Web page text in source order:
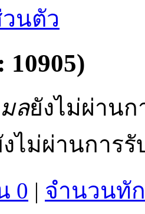
นตัว
10905)
ลยังไม่ผ่านก
ไม่ผ่านการรั
0 | จำนวนทั